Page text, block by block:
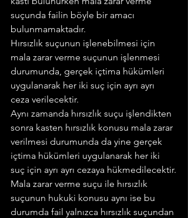
suçunda failin böyle bir amacı
bulunmamaktadır.
Hırsızlık suçunun işlenebilmesi için
mala zarar verme suçunun işlenmesi
durumunda, gerçek içtima hükümleri
uygulanarak her iki suç için ayrı ayrı
ceza verilecektir.
Aynı zamanda hırsızlık suçu işlendikten
sonra kasten hırsızlık konusu mala zarar
verilmesi durumunda da yine gerçek
içtima hükümleri uygulanarak her iki
suç için ayrı ayrı cezaya hükmedilecektir.
Mala zarar verme suçu ile hırsızlık
suçunun hukuki konusu aynı ise bu
durumda fail yalnızca hırsızlık suçundan